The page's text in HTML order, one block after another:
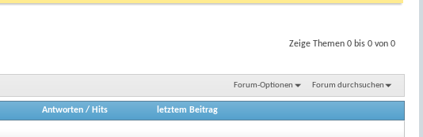
Zeige Themen 0 bis 0 von 0
Forum-Optionen Forum durchsuchen
Antworten / Hits letztem Beitrag